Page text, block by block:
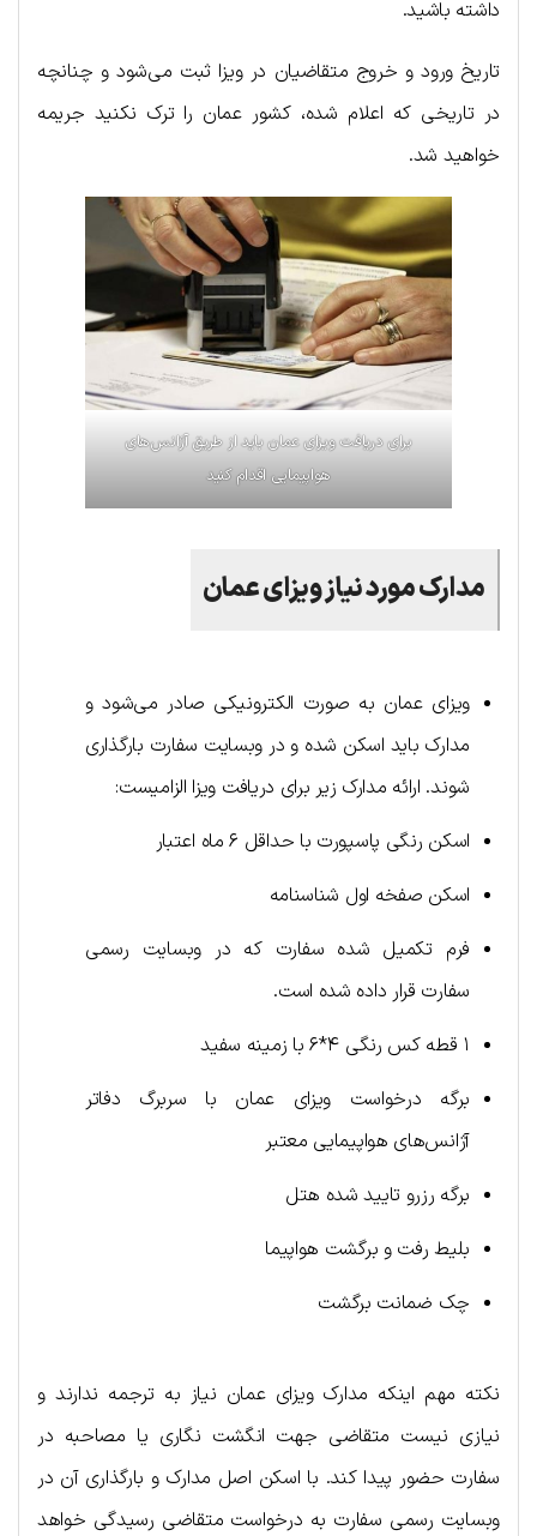
داشته باشید.
تاریخ ورود و خروج متقاضیان در ویزا ثبت می‌شود و چنانچه
در تاریخی که اعلام شده، کشور عمان را ترک نکنید جریمه
خواهید شد.
برای دریافت ویزای عمان باید از طریق آژانس‌های
هواپیمایی اقدام کنید
مدارک مورد نیاز ویزا‌ی عمان
ویزای عمان به صورت الکترونیکی صادر می‌شود و
مدارک باید اسکن شده و در وبسایت سفارت بارگذاری
شوند. ارائه مدارک زیر برای دریافت ویزا الزامیست:
اسکن رنگی پاسپورت با حداقل ۶ ماه اعتبار
اسکن صفخه اول شناسنامه
فرم تکمیل شده سفارت که در وبسایت رسمی
سفارت قرار داده شده است.
۱ قطه کس رنگی ۴*۶ با زمینه سفید
برگه درخواست ویزای عمان با سربرگ دفاتر
آژانس‌های هواپیمایی معتبر
برگه رزرو تایید شده هتل
بلیط رفت و برگشت هواپیما
چک ضمانت برگشت
نکته مهم اینکه مدارک ویز‌ای عمان نیاز به ترجمه ندارند و
نیازی نیست متقاضی جهت انگشت نگاری یا مصاحبه در
سفارت حضور پیدا کند. با اسکن اصل مدارک و بارگذاری آن در
وبسایت رسمی سفارت به درخواست متقاضی رسیدگی خواهد